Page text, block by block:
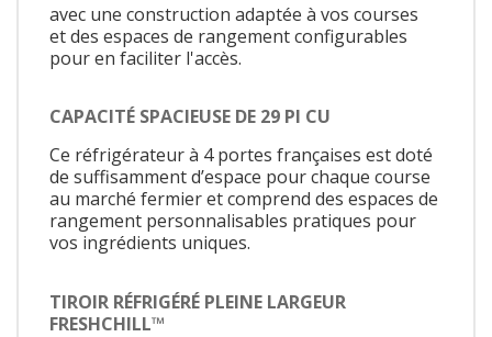
avec une construction adaptée à vos courses
et des espaces de rangement configurables
pour en faciliter l'accès.
CAPACITÉ SPACIEUSE DE 29 PI CU
Ce réfrigérateur à 4 portes françaises est doté
de suffisamment d’espace pour chaque course
au marché fermier et comprend des espaces de
rangement personnalisables pratiques pour
vos ingrédients uniques.
TIROIR RÉFRIGÉRÉ PLEINE LARGEUR
FRESHCHILL™